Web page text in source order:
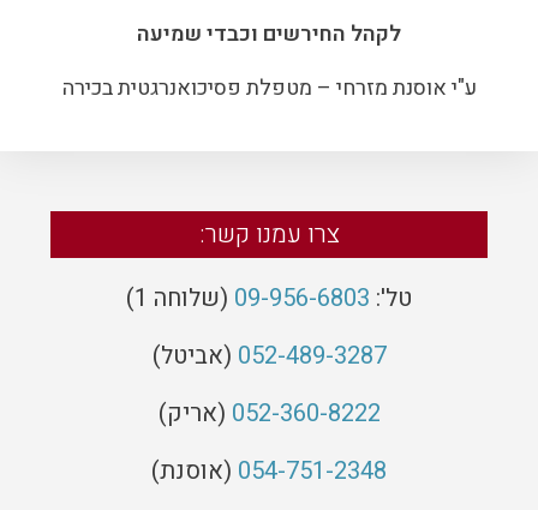
לקהל החירשים וכבדי שמיעה
ע"י אוסנת מזרחי – מטפלת פסיכואנרגטית בכירה
צרו עמנו קשר:
טל':
09-956-6803
(שלוחה
052-489-3287
(אביטל)
052-360-8222
(אריק)
054-751-2348 (אוסנת)